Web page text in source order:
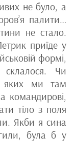
не було, а
палити…
не стало.
приїде у
формі,
Чи
яких ми там
командирові,
тіло з поля
Якби я сина
була б у